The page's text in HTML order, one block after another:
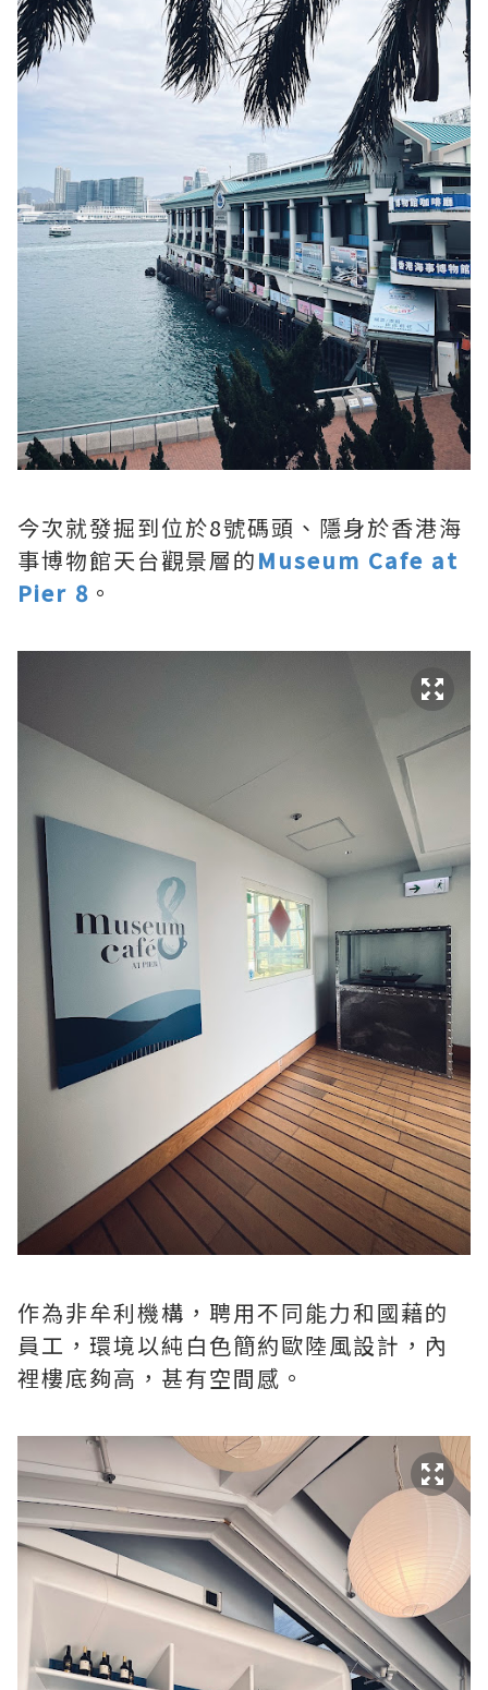
今次就發掘到位於8號碼頭、隱身於香港海
事博物館天台觀景層的Museum Cafe at
Pier 8 。
作為非牟利機構，聘用不同能力和國藉的
員工，環境以純白色簡約歐陸風設計，內
裡樓底夠高，甚有空間感。